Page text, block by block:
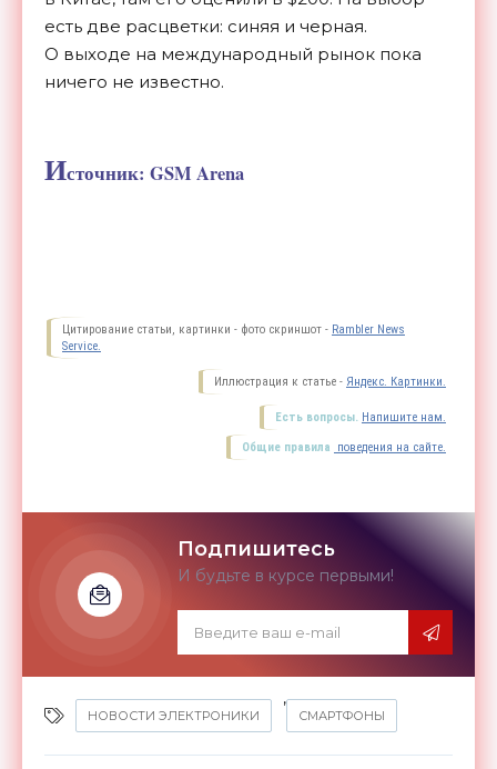
есть две расцветки: синяя и черная.
О выходе на международный рынок пока
ничего не известно.
Источник: GSM Arena
Цитирование статьи, картинки - фото скриншот - Rambler News
Service.
Иллюстрация к статье - Яндекс. Картинки.
Есть вопросы. Напишите нам.
Общие правила поведения на сайте.
Подпишитесь
И будьте в курсе первыми!
НОВОСТИ ЭЛЕКТРОНИКИ
,
СМАРТФОНЫ